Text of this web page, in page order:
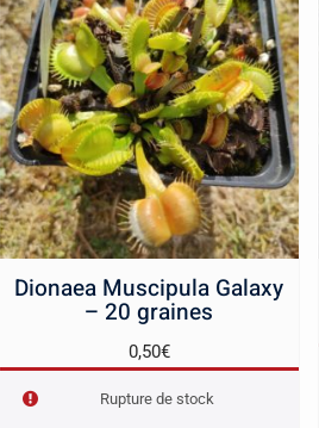
Dionaea Muscipula Galaxy
– 20 graines
0,50€
Rupture de stock